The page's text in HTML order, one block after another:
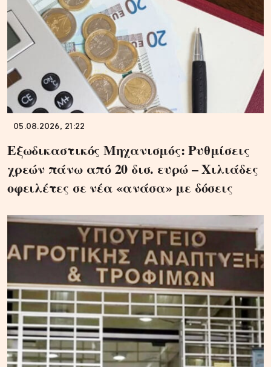
05.08.2026, 21:22
Εξωδικαστικός Μηχανισμός: Ρυθμίσεις
χρεών πάνω από 20 δισ. ευρώ – Χιλιάδες
οφειλέτες σε νέα «ανάσα» με δόσεις